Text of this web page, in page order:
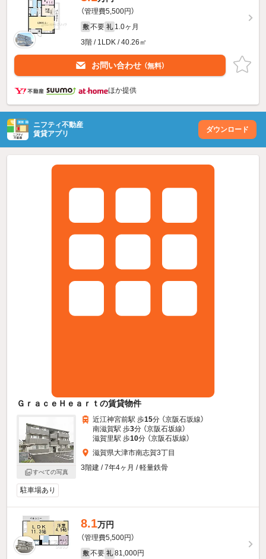
（管理費5,500円）
敷 不要 礼 1.0ヶ月
3階 / 1LDK / 40.26㎡
お問い合わせ （無料）
ほか提供
ニフティ不動産
賃貸アプリ
ダウンロード
ＧｒａｃｅＨｅａｒｔの賃貸物件
すべての写真
近江神宮前駅 歩15分 （京阪石坂線）
南滋賀駅 歩3分 （京阪石坂線）
滋賀里駅 歩10分 （京阪石坂線）
滋賀県大津市南志賀3丁目
3階建 / 7年4ヶ月 / 軽量鉄骨
駐車場あり
8.1万円
（管理費5,500円）
敷 不要 礼 81,000円